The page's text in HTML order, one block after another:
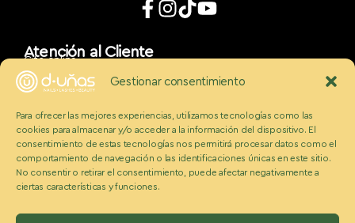
Gestionar consentimiento
Para ofrecer las mejores experiencias, utilizamos tecnologías como las
cookies para almacenar y/o acceder a la información del dispositivo. El
consentimiento de estas tecnologías nos permitirá procesar datos como el
comportamiento de navegación o las identificaciones únicas en este sitio.
No consentir o retirar el consentimiento, puede afectar negativamente a
ciertas características y funciones.
Atención al Cliente
Cita online
App móvil
d_uñaslovers
Bonos d-uñas
Contacto
Conócenos
Somos Ecobeauty
Conocenos
Medios
Blog